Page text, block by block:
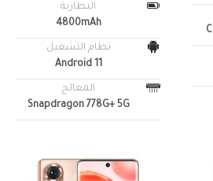
البطارية
4800mAh
نظام التشغيل
Android 11
المعالج
Snapdragon 778G+ 5G